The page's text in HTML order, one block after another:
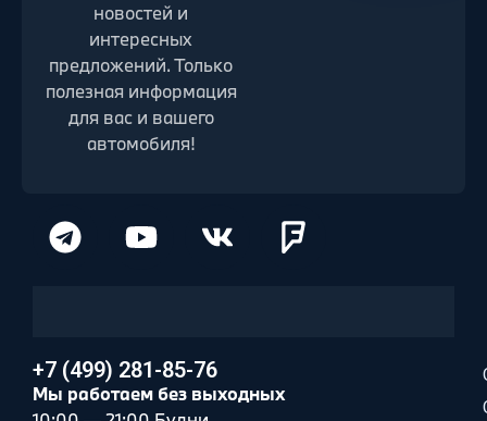
новостей и
интересных
предложений. Только
полезная информация
для вас и вашего
автомобиля!
+7 (499) 281-85-76
Мы работаем без выходных